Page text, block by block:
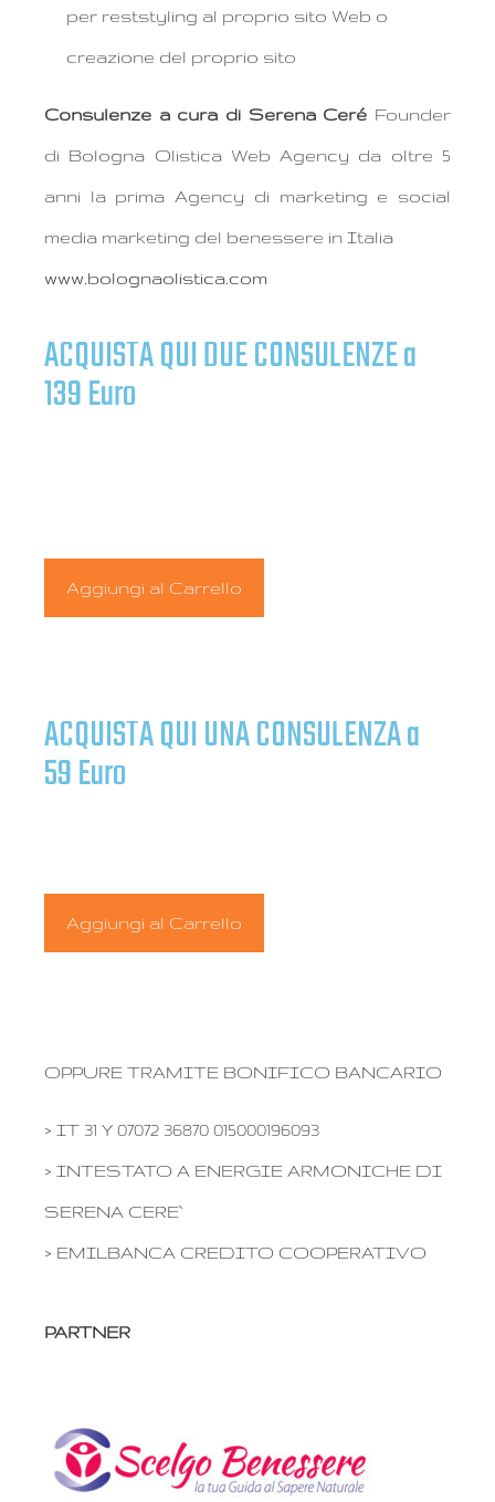
per reststyling al proprio sito Web o
creazione del proprio sito
Consulenze a cura di Serena Ceré Founder
di Bologna Olistica Web Agency da oltre 5
anni la prima Agency di marketing e social
media marketing del benessere in Italia
www.bolognaolistica.com
ACQUISTA QUI DUE CONSULENZE a
139 Euro
ACQUISTA QUI UNA CONSULENZA a
59 Euro
OPPURE TRAMITE BONIFICO BANCARIO
> IT 31 Y 07072 36870 015000196093
> INTESTATO A ENERGIE ARMONICHE DI
SERENA CERE`
> EMILBANCA CREDITO COOPERATIVO
PARTNER